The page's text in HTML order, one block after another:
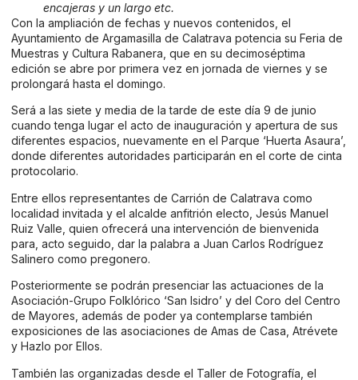
encajeras y un largo etc.
Con la ampliación de fechas y nuevos contenidos, el
Ayuntamiento de Argamasilla de Calatrava potencia su Feria de
Muestras y Cultura Rabanera, que en su decimoséptima
edición se abre por primera vez en jornada de viernes y se
prolongará hasta el domingo.
Será a las siete y media de la tarde de este día 9 de junio
cuando tenga lugar el acto de inauguración y apertura de sus
diferentes espacios, nuevamente en el Parque ‘Huerta Asaura’,
donde diferentes autoridades participarán en el corte de cinta
protocolario.
Entre ellos representantes de Carrión de Calatrava como
localidad invitada y el alcalde anfitrión electo, Jesús Manuel
Ruiz Valle, quien ofrecerá una intervención de bienvenida
para, acto seguido, dar la palabra a Juan Carlos Rodríguez
Salinero como pregonero.
Posteriormente se podrán presenciar las actuaciones de la
Asociación-Grupo Folklórico ‘San Isidro’ y del Coro del Centro
de Mayores, además de poder ya contemplarse también
exposiciones de las asociaciones de Amas de Casa, Atrévete
y Hazlo por Ellos.
También las organizadas desde el Taller de Fotografía, el